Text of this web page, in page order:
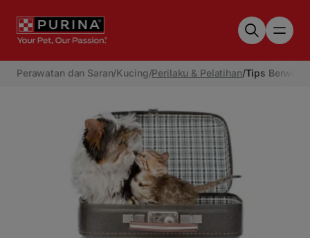
Perawatan dan Saran/Kucing/Perilaku & Pelatihan/Tips